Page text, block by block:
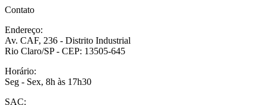
Contato
Endereço:
Av. CAF, 236 - Distrito Industrial
Rio Claro/SP - CEP: 13505-645
Horário:
Seg - Sex, 8h às 17h30
SAC: